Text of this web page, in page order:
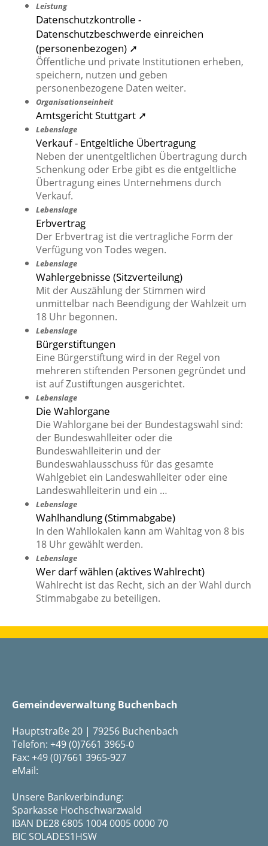
Leistung
Datenschutzkontrolle -
Datenschutzbeschwerde einreichen
(personenbezogen) ➚
Öffentliche und private Institutionen erheben,
speichern, nutzen und geben
personenbezogene Daten weiter.
Organisationseinheit
Amtsgericht Stuttgart ➚
Lebenslage
Verkauf - Entgeltliche Übertragung
Neben der unentgeltlichen Übertragung durch
Schenkung oder Erbe gibt es die entgeltliche
Übertragung eines Unternehmens durch
Verkauf.
Lebenslage
Erbvertrag
Der Erbvertrag ist die vertragliche Form der
Verfügung von Todes wegen.
Lebenslage
Wahlergebnisse (Sitzverteilung)
Mit der Auszählung der Stimmen wird
unmittelbar nach Beendigung der Wahlzeit um
18 Uhr begonnen.
Lebenslage
Bürgerstiftungen
Eine Bürgerstiftung wird in der Regel von
mehreren stiftenden Personen gegründet und
ist auf Zustiftungen ausgerichtet.
Lebenslage
Die Wahlorgane
Die Wahlorgane bei der Bundestagswahl sind:
der Bundeswahlleiter oder die
Bundeswahlleiterin und der
Bundeswahlausschuss für das gesamte
Wahlgebiet ein Landeswahlleiter oder eine
Landeswahlleiterin und ein …
Lebenslage
Wahlhandlung (Stimmabgabe)
In den Wahllokalen kann am Wahltag von 8 bis
18 Uhr gewählt werden.
Lebenslage
Wer darf wählen (aktives Wahlrecht)
Wahlrecht ist das Recht, sich an der Wahl durch
Stimmabgabe zu beteiligen.
Gemeindeverwaltung Buchenbach
Hauptstraße 20 | 79256 Buchenbach
Telefon: +49 (0)7661 3965-0
Fax: +49 (0)7661 3965-927
eMail:
Unsere Bankverbindung:
Sparkasse Hochschwarzwald
IBAN DE28 6805 1004 0005 0000 70
BIC SOLADES1HSW